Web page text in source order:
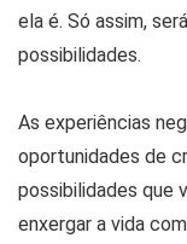
ela é. Só assim,
possibilidades.
As experiências
oportunidades de
possibilidades que
enxergar a vida